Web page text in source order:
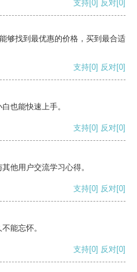
支持 [0] 反对 [0]
够找到最优惠的价格，买到最合适
支持[0] 反对[0]
也能快速上手。
支持[0] 反对[0]
他用户交流学习心得。
支持[0] 反对[0]
能忘怀。
支持[0] 反对[0]